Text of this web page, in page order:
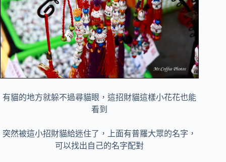
有貓的地方就躲不過尋貓眼，這招財貓這樣小花花也能
看到
突然被這小招財貓給迷住了，上面有普羅大眾的名字，
可以找出自己的名字配對